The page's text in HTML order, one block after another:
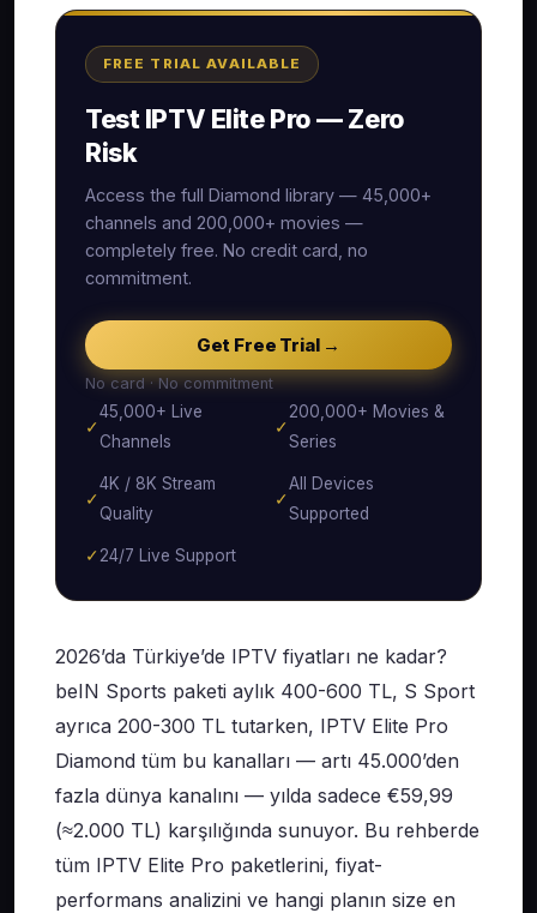
FREE TRIAL AVAILABLE
Test IPTV Elite Pro — Zero
Risk
Access the full Diamond library — 45,000+
channels and 200,000+ movies —
completely free. No credit card, no
commitment.
Get Free Trial →
No card · No commitment
✓
45,000+ Live
Channels
✓
200,000+ Movies &
Series
✓
4K / 8K Stream
Quality
✓
All Devices
Supported
✓24/7 Live Support
2026’da Türkiye’de IPTV fiyatları ne kadar?
beIN Sports paketi aylık 400-600 TL, S Sport
ayrıca 200-300 TL tutarken, IPTV Elite Pro
Diamond tüm bu kanalları — artı 45.000’den
fazla dünya kanalını — yılda sadece €59,99
(≈2.000 TL) karşılığında sunuyor. Bu rehberde
tüm IPTV Elite Pro paketlerini, fiyat-
performans analizini ve hangi planın size en